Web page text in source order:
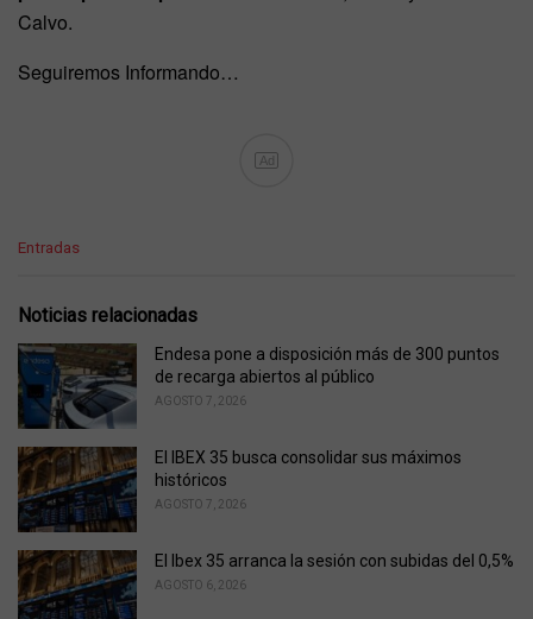
Calvo.
Seguiremos Informando…
Ad
C
e
o
r
i
:
Entradas
Noticias relacionadas
Endesa pone a disposición más de 300 puntos
de recarga abiertos al público
AGOSTO 7, 2026
El IBEX 35 busca consolidar sus máximos
históricos
AGOSTO 7, 2026
El Ibex 35 arranca la sesión con subidas del 0,5%
AGOSTO 6, 2026